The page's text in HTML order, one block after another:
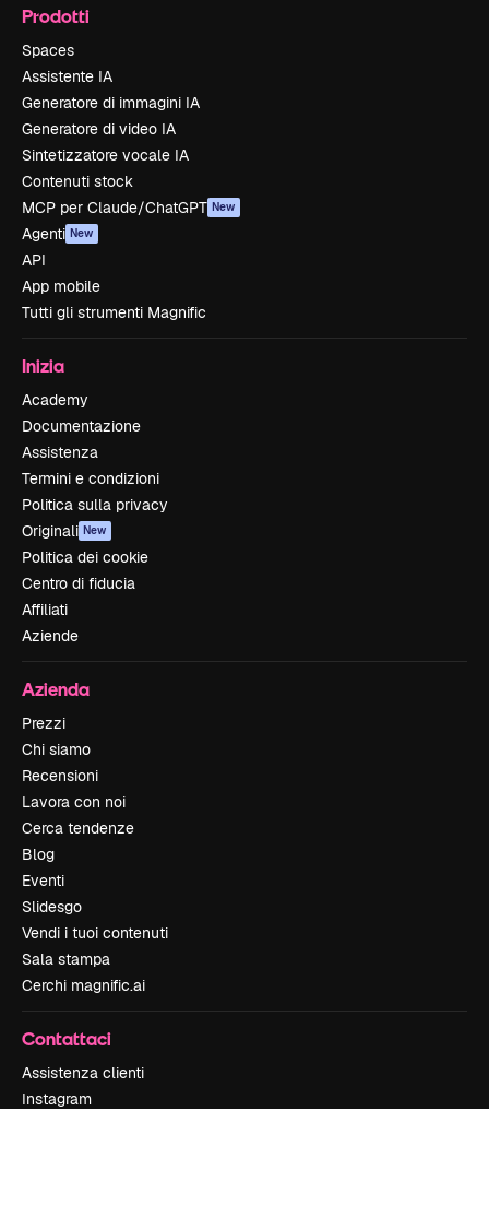
Prodotti
Spaces
Assistente IA
Generatore di immagini IA
Generatore di video IA
Sintetizzatore vocale IA
Contenuti stock
MCP per Claude/ChatGPT New
Agenti New
API
App mobile
Tutti gli strumenti Magnific
Inizia
Academy
Documentazione
Assistenza
Termini e condizioni
Politica sulla privacy
Originali New
Politica dei cookie
Centro di fiducia
Affiliati
Aziende
Azienda
Prezzi
Chi siamo
Recensioni
Lavora con noi
Cerca tendenze
Blog
Eventi
Slidesgo
Vendi i tuoi contenuti
Sala stampa
Cerchi magnific.ai
Contattaci
Assistenza clienti
Instagram